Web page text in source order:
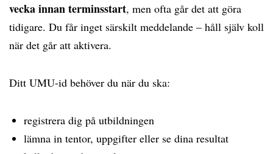
vecka innan terminsstart, men ofta går det att göra
tidigare. Du får inget särskilt meddelande – håll själv koll
när det går att aktivera.
Ditt UMU-id behöver du när du ska:
registrera dig på utbildningen
lämna in tentor, uppgifter eller se dina resultat